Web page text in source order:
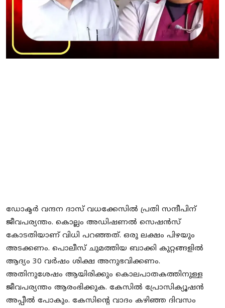
Local News
Earn Money
Tutorials
ഡോക്ടർ വന്ദന ദാസ് വധക്കേസിൽ പ്രതി സന്ദീപിന്
ജീവപര്യന്തം. കൊല്ലം അഡിഷണൽ സെഷൻസ്
കോടതിയാണ് വിധി പറഞ്ഞത്. ഒരു ലക്ഷം പിഴയും
അടക്കണം. പൊലീസ് ചുമത്തിയ ബാക്കി കുറ്റങ്ങളിൽ
ആദ്യം 30 വർഷം ശിക്ഷ അനുഭവിക്കണം.
അതിനുശേഷം ആയിരിക്കും കൊലപാതകത്തിനുള്ള
ജീവപര്യന്തം ആരംഭിക്കുക. കേസിൽ പ്രോസിക്യൂഷൻ
അപ്പീൽ പോകും. കേസിൻ്റെ വാദം കഴിഞ്ഞ ദിവസം